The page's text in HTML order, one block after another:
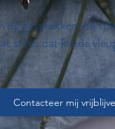
de gesprekken, de
soms dat kleine
Contacteer mij